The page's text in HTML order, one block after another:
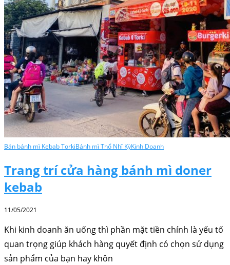
Bán bánh mì Kebab TorkiBánh mì Thổ Nhĩ KỳKinh Doanh
Trang trí cửa hàng bánh mì doner
kebab
11/05/2021
Khi kinh doanh ăn uống thì phần mặt tiền chính là yếu tố
quan trọng giúp khách hàng quyết định có chọn sử dụng
sản phẩm của bạn hay khôn